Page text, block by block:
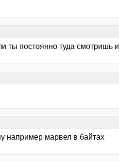
ты постоянно туда смотришь и
например марвел в байтах